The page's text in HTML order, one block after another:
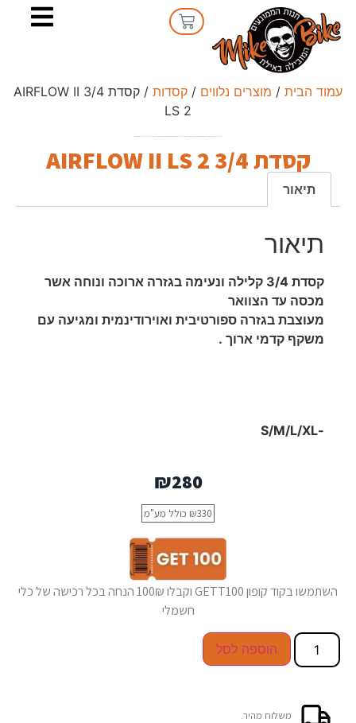
עמוד הבית / מוצרים נלווים / קסדות
/ קסדת 3/4 AIRFLOW II
LS 2
קסדת 3/4 AIRFLOW II LS 2
תיאור
תיאור
קסדת 3/4 קלילה ונעימה בגזרה ארוכה ונוחה אשר
מכסה עד הצוואר
מעוצבת בגזרה ספורטיבית ואוירודינמית ומגיעה עם
משקף קדמי ארוך .
-S/M/L/XL
₪280
₪330 כולל מע"מ
השתמשו בקוד קופון GETT100 וקבלו 100₪ הנחה בכל רכישה של כלי
חשמלי
הוספה לסל
משלוח מהיר.